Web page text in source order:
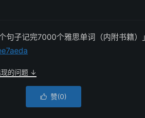
句子记完7000个雅思单词（内附书籍）
现的问题 ↓
 赞(0)